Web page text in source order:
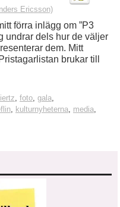
Ericsson)
förra inlägg om ”P3
undrar dels hur de väljer
dem. Mitt
brukar till
foto gala
kulturnyheterna media